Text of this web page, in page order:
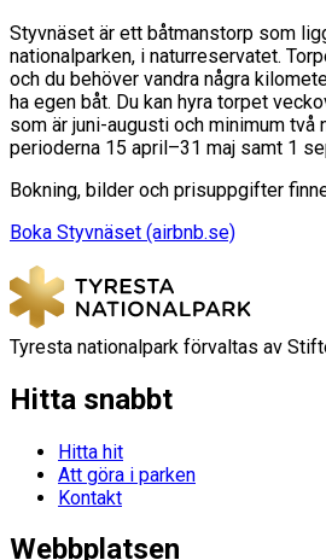
Styvnäset är ett båtmanstorp som
nationalparken, i naturreservatet.
och du behöver vandra några
ha egen båt. Du kan hyra torpet
som är juni-augusti och minimum två
perioderna 15 april–31 maj samt 1
Bokning, bilder och prisuppgifter
Boka Styvnäset (airbnb.se)
Tyresta nationalpark förvaltas av
Hitta snabbt
Hitta hit
Att göra i parken
Kontakt
Webbplatsen